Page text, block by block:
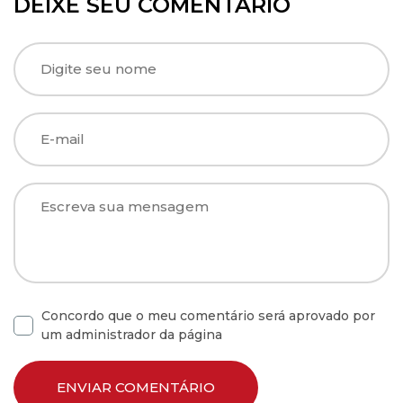
Concordo que o meu comentário será aprovado por
um administrador da página